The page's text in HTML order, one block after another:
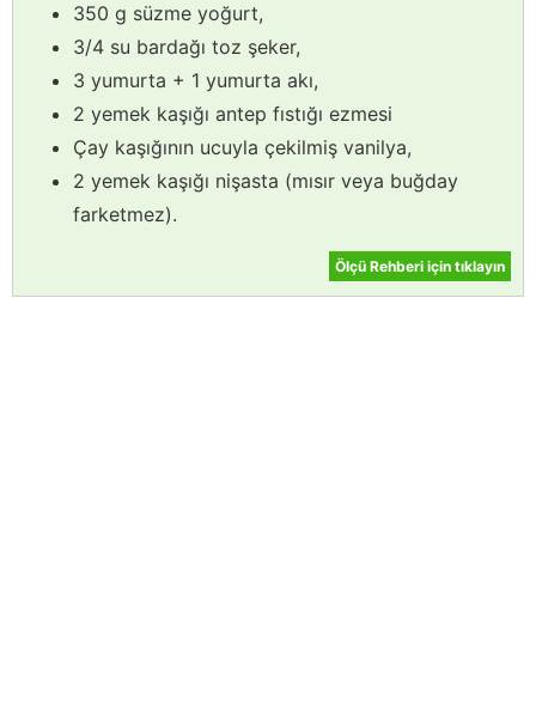
350 g süzme yoğurt,
3/4 su bardağı toz şeker,
3 yumurta + 1 yumurta akı,
2 yemek kaşığı antep fıstığı ezmesi
Çay kaşığının ucuyla çekilmiş vanilya,
2 yemek kaşığı nişasta (mısır veya buğday
farketmez).
Ölçü Rehberi için tıklayın